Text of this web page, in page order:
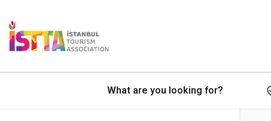
What are you looking for?